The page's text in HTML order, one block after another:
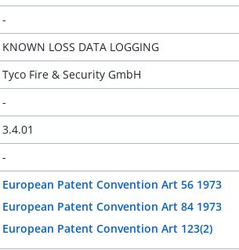
-
KNOWN LOSS DATA LOGGING
Tyco Fire & Security GmbH
-
3.4.01
-
European Patent Convention Art 56 1973
European Patent Convention Art 84 1973
European Patent Convention Art 123(2)